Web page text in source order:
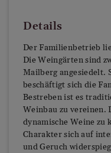
Details
Der Familienbetrieb
Die Weingärten sind
Mailberg angesiedelt.
beschäftigt sich die
Bestreben ist es
Weinbau zu vereinen.
dynamische Weine
Charakter sich auf
und Geruch